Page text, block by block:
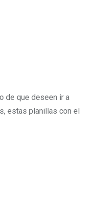
de que deseen ir a
estas planillas con el